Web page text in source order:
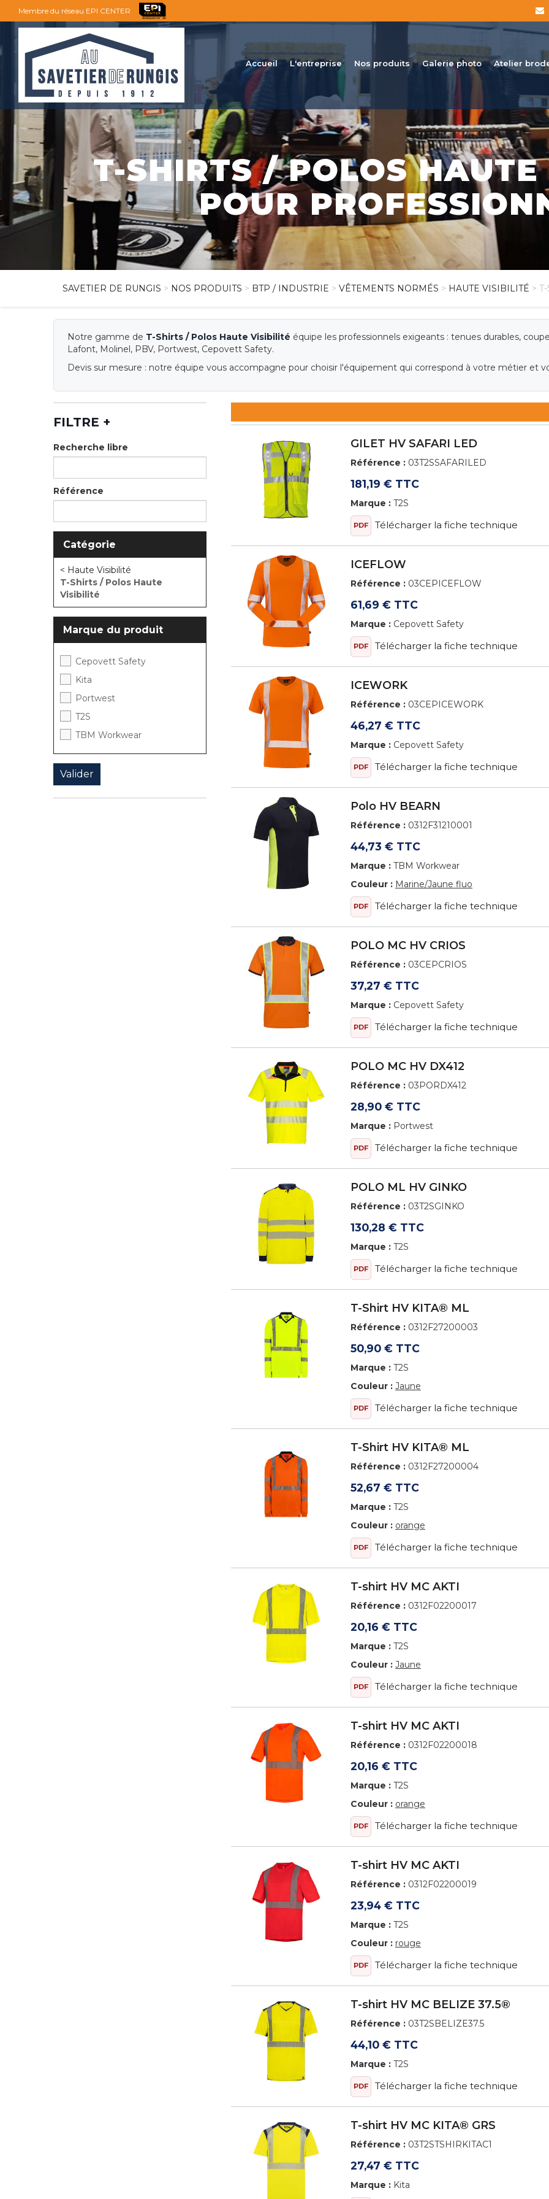
Membre du réseau EPI CENTER
Accueil L'entreprise Nos produits Galerie photo Atelier
T-SHIRTS / POLOS
POUR
SAVETIER DE RUNGIS > NOS PRODUITS > BTP / INDUSTRIE > VÊTEMENTS NORMÉS > HAUTE VISIBILITÉ >
Notre gamme de T-Shirts / Polos Haute Visibilité équipe les professionnels exigeants : tenues durables,
Lafont, Molinel, PBV, Portwest, Cepovett Safety.
Devis sur mesure : notre équipe vous accompagne pour choisir l'équipement qui correspond à votre métier et
FILTRE +
Recherche libre
Référence
Catégorie
< Haute Visibilité
T-Shirts / Polos Haute
Visibilité
Marque du produit
Cepovett Safety
Kita
Portwest
T2S
TBM Workwear
GILET HV SAFARI LED
Référence : 03T2SSAFARILED
181,19 € TTC
Marque : T2S
PDF Télécharger la fiche technique
ICEFLOW
Référence : 03CEPICEFLOW
61,69 € TTC
Marque : Cepovett Safety
PDF Télécharger la fiche technique
ICEWORK
Référence : 03CEPICEWORK
46,27 € TTC
Marque : Cepovett Safety
PDF Télécharger la fiche technique
Polo HV BEARN
Référence : 0312F31210001
44,73 € TTC
Marque : TBM Workwear
Couleur : Marine/Jaune fluo
PDF Télécharger la fiche technique
POLO MC HV CRIOS
Référence : 03CEPCRIOS
37,27 € TTC
Marque : Cepovett Safety
PDF Télécharger la fiche technique
POLO MC HV DX412
Référence : 03PORDX412
28,90 € TTC
Marque : Portwest
PDF Télécharger la fiche technique
POLO ML HV GINKO
Référence : 03T2SGINKO
130,28 € TTC
Marque : T2S
PDF Télécharger la fiche technique
T-Shirt HV KITA® ML
Référence : 0312F27200003
50,90 € TTC
Marque : T2S
Couleur : Jaune
PDF Télécharger la fiche technique
T-Shirt HV KITA® ML
Référence : 0312F27200004
52,67 € TTC
Marque : T2S
Couleur : orange
PDF Télécharger la fiche technique
T-shirt HV MC AKTI
Référence : 0312F02200017
20,16 € TTC
Marque : T2S
Couleur : Jaune
PDF Télécharger la fiche technique
T-shirt HV MC AKTI
Référence : 0312F02200018
20,16 € TTC
Marque : T2S
Couleur : orange
PDF Télécharger la fiche technique
T-shirt HV MC AKTI
Référence : 0312F02200019
23,94 € TTC
Marque : T2S
Couleur : rouge
PDF Télécharger la fiche technique
T-shirt HV MC BELIZE 37.5®
Référence : 03T2SBELIZE37.5
44,10 € TTC
Marque : T2S
PDF Télécharger la fiche technique
T-shirt HV MC KITA® GRS
Référence : 03T2STSHIRKITAC1
27,47 € TTC
Marque : Kita